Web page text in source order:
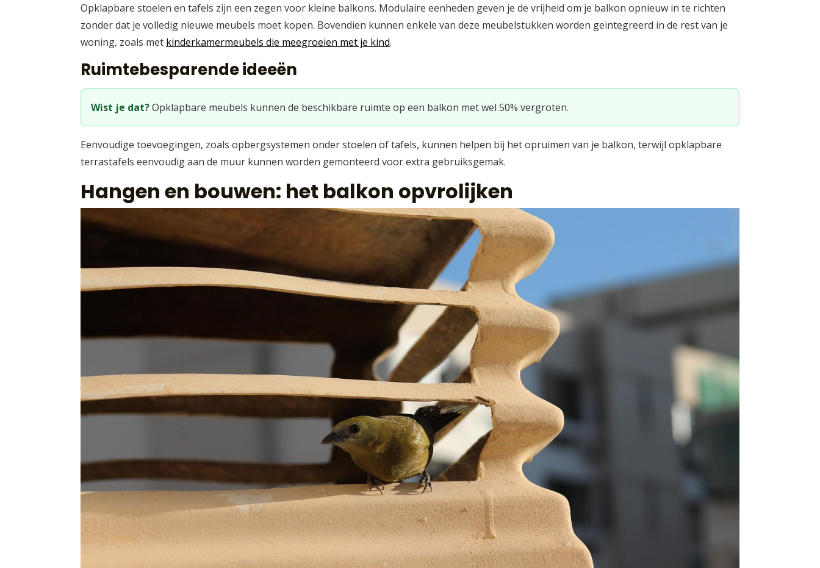
Opklapbare stoelen en tafels zijn een zegen voor kleine balkons. Modulaire eenheden geven je de vrijheid om je balkon opnieuw in te richten
zonder dat je volledig nieuwe meubels moet kopen. Bovendien kunnen enkele van deze meubelstukken worden geïntegreerd in de rest van je
woning, zoals met kinderkamermeubels die meegroeien met je kind.
Ruimtebesparende ideeën
Wist je dat?Opklapbare meubels kunnen de beschikbare ruimte op een balkon met wel 50% vergroten.
Eenvoudige toevoegingen, zoals opbergsystemen onder stoelen of tafels, kunnen helpen bij het opruimen van je balkon, terwijl opklapbare
terrastafels eenvoudig aan de muur kunnen worden gemonteerd voor extra gebruiksgemak.
Hangen en bouwen: het balkon opvrolijken